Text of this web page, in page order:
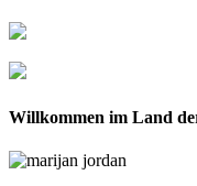
Willkommen im Land